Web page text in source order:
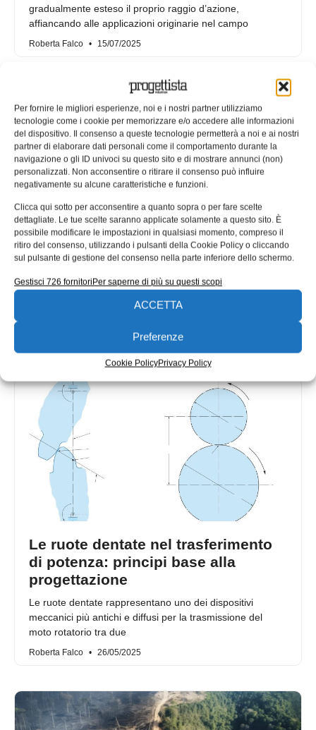
Per fornire le migliori esperienze, noi e i nostri partner utilizziamo
tecnologie come i cookie per memorizzare e/o accedere alle informazioni
del dispositivo. Il consenso a queste tecnologie permetterà a noi e ai nostri
partner di elaborare dati personali come il comportamento durante la
navigazione o gli ID univoci su questo sito e di mostrare annunci (non)
personalizzati. Non acconsentire o ritirare il consenso può influire
negativamente su alcune caratteristiche e funzioni.
Clicca qui sotto per acconsentire a quanto sopra o per fare scelte
dettagliate. Le tue scelte saranno applicate solamente a questo sito. È
possibile modificare le impostazioni in qualsiasi momento, compreso il
ritiro del consenso, utilizzando i pulsanti della Cookie Policy o cliccando
sul pulsante di gestione del consenso nella parte inferiore dello schermo.
Gestisci 726 fornitoriPer saperne di più su questi scopi
ACCETTA
Preferenze
Cookie PolicyPrivacy Policy
gradualmente esteso il proprio raggio d’azione,
affiancando alle applicazioni originarie nel campo
Roberta Falco 15/07/2025
Ottimizzare i costi nella
progettazione industriale
Il mantenimento della competitività all’interno del
dinamico panorama industriale contemporaneo richiede
23/06/2025
Le ruote dentate nel trasferimento
di potenza: principi base alla
progettazione
Le ruote dentate rappresentano uno dei dispositivi
meccanici più antichi e diffusi per la trasmissione del
moto rotatorio tra due
Roberta Falco 26/05/2025